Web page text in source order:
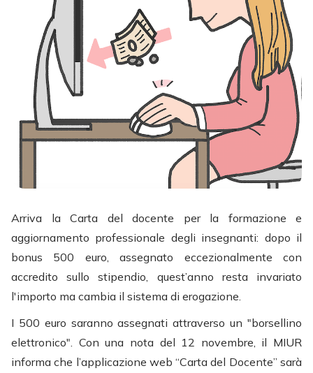
Arriva la Carta del docente per la formazione e
aggiornamento professionale degli insegnanti: dopo il
bonus 500 euro, assegnato eccezionalmente con
accredito sullo stipendio, quest’anno resta invariato
l'importo ma cambia il sistema di erogazione.
I 500 euro saranno assegnati attraverso un "borsellino
elettronico". Con una nota del 12 novembre, il MIUR
informa che l’applicazione web “Carta del Docente” sarà